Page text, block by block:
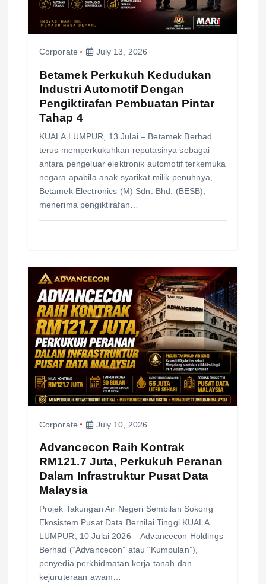
o
Corporate July 13, 2026
Betamek Perkukuh Kedudukan
Industri Automotif Dengan
Pengiktirafan Pembuatan Pintar
Tahap 4
KUALA LUMPUR, 13 Julai – Betamek Berhad
terus memperkukuhkan reputasinya sebagai
antara pengeluar elektronik automotif terkemuka
negara apabila anak syarikat milik penuhnya,
Betamek Electronics (M) Sdn. Bhd. (BESB),
menerima pengiktirafan…
Corporate July 10, 2026
Advancecon Raih Kontrak
RM121.7 Juta, Perkukuh Peranan
Dalam Infrastruktur Pusat Data
Malaysia
Projek Takungan Air Negeri Sembilan Sokong
Ekosistem Pusat Data Bernilai Tinggi KUALA
LUMPUR, 10 Julai 2026 – Advancecon Holdings
Berhad (“Advancecon” atau “Kumpulan”),
penyedia perkhidmatan kerja tanah dan
kejuruteraan awam…